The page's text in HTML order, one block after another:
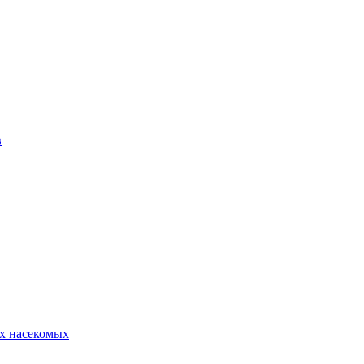
насекомых